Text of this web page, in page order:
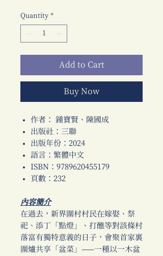
Quantity *
Add to Cart
Buy Now
作者： 鍾寶賢、陳國成
出版社：三聯
出版年份：2024
語言：繁體中文
ISBN：9789620455179
頁數：232
內容簡介
在過去，新界圍村村民在嫁娶、祭
祀、添丁「點燈」、打醮等對該條村
落富有獨特意義的日子，會聚首家裏
圍爐共享「盆菜」——一種以一木盆